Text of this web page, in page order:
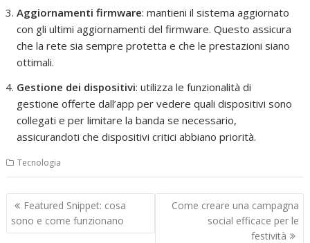
Aggiornamenti firmware: mantieni il sistema aggiornato
con gli ultimi aggiornamenti del firmware. Questo assicura
che la rete sia sempre protetta e che le prestazioni siano
ottimali.
Gestione dei dispositivi: utilizza le funzionalità di
gestione offerte dall’app per vedere quali dispositivi sono
collegati e per limitare la banda se necessario,
assicurandoti che dispositivi critici abbiano priorità.
Tecnologia
Navigazione
articoli
Featured Snippet: cosa
sono e come funzionano
Come creare una campagna
social efficace per le
festività